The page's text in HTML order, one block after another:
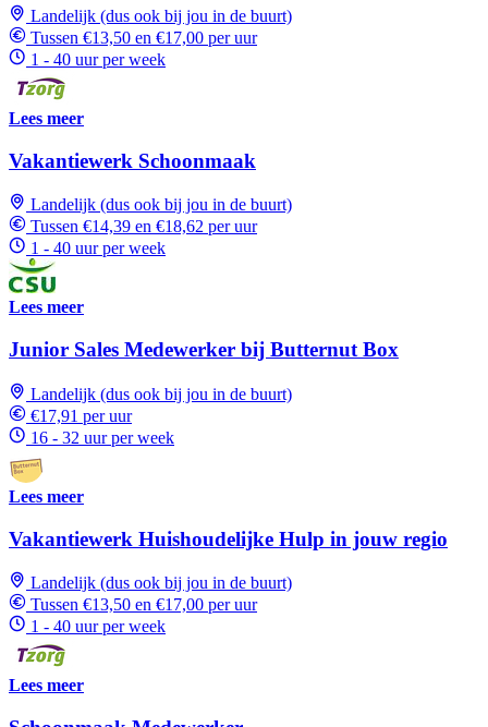
Landelijk (dus ook bij jou in de buurt)
Tussen €13,50 en €17,00 per uur
1 - 40 uur per week
Lees meer
Vakantiewerk Schoonmaak
Landelijk (dus ook bij jou in de buurt)
Tussen €14,39 en €18,62 per uur
1 - 40 uur per week
Lees meer
Junior Sales Medewerker bij Butternut Box
Landelijk (dus ook bij jou in de buurt)
€17,91 per uur
16 - 32 uur per week
Lees meer
Vakantiewerk Huishoudelijke Hulp in jouw regio
Landelijk (dus ook bij jou in de buurt)
Tussen €13,50 en €17,00 per uur
1 - 40 uur per week
Lees meer